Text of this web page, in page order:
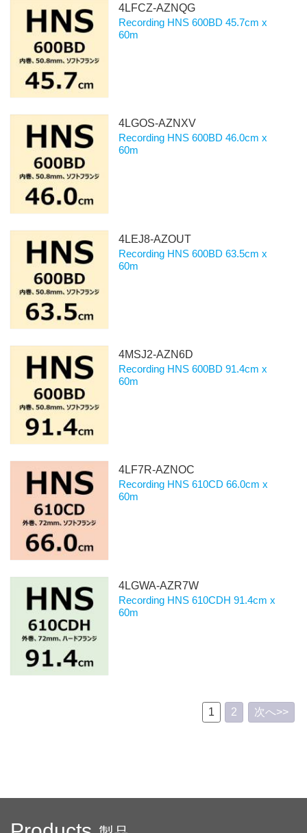
4LFCZ-AZNQG
Recording HNS 600BD 45.7cm x
60m
4LGOS-AZNXV
Recording HNS 600BD 46.0cm x
60m
4LEJ8-AZOUT
Recording HNS 600BD 63.5cm x
60m
4MSJ2-AZN6D
Recording HNS 600BD 91.4cm x
60m
4LF7R-AZNOC
Recording HNS 610CD 66.0cm x
60m
4LGWA-AZR7W
Recording HNS 610CDH 91.4cm x
60m
1 2 次へ>>